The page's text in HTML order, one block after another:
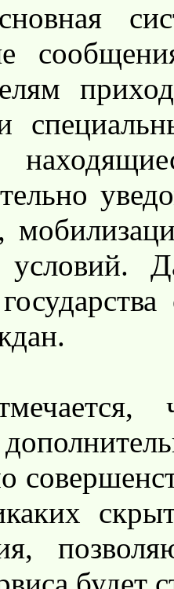
условий.